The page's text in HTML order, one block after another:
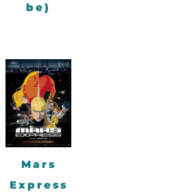
be)
Mars
Express